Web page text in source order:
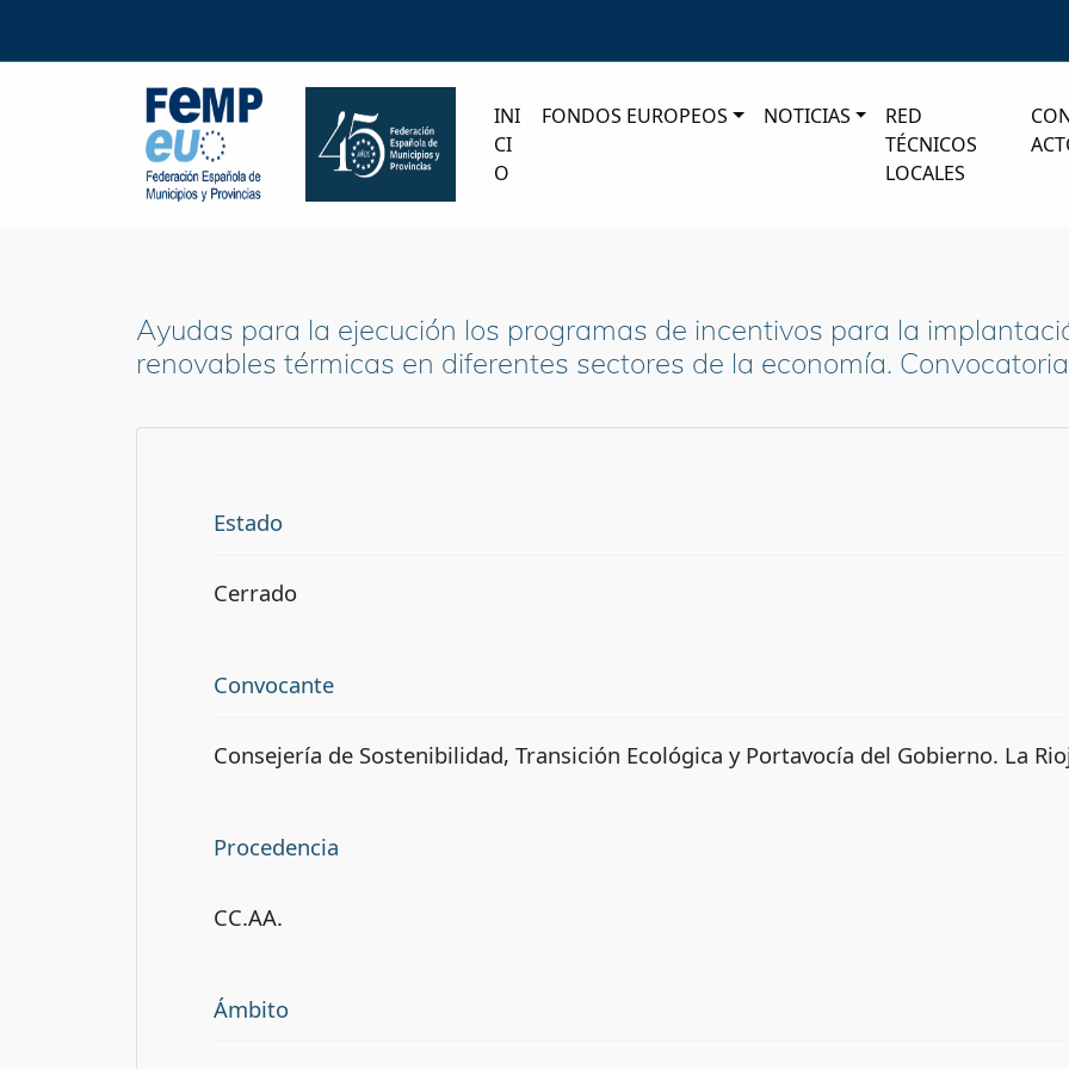
INI
CI
O
FONDOS EUROPEOS NOTICIAS
RED
TÉCNICOS
LOCALES
Ayudas para la ejecución los programas de incentivos para la
renovables térmicas en diferentes sectores de la economía.
Estado
Cerrado
Convocante
Consejería de Sostenibilidad, Transición Ecológica y Portavocía del Gobierno. La
Procedencia
CC.AA.
Ámbito